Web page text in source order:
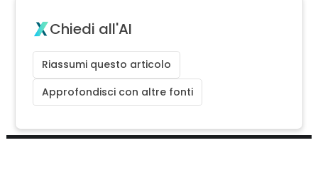
Chiedi all'AI
Riassumi questo articolo
Approfondisci con altre fonti